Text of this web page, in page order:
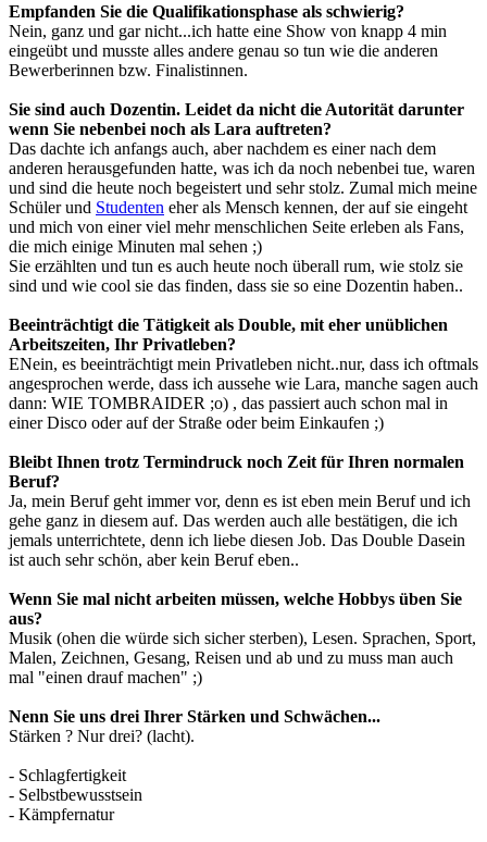
Empfanden Sie die Qualifikationsphase als schwierig?
Nein, ganz und gar nicht...ich hatte eine Show von knapp 4 min
eingeübt und musste alles andere genau so tun wie die anderen
Bewerberinnen bzw. Finalistinnen.
Sie sind auch Dozentin. Leidet da nicht die Autorität darunter
wenn Sie nebenbei noch als Lara auftreten?
Das dachte ich anfangs auch, aber nachdem es einer nach dem
anderen herausgefunden hatte, was ich da noch nebenbei tue, waren
und sind die heute noch begeistert und sehr stolz. Zumal mich meine
Schüler und Studenten eher als Mensch kennen, der auf sie eingeht
und mich von einer viel mehr menschlichen Seite erleben als Fans,
die mich einige Minuten mal sehen ;)
Sie erzählten und tun es auch heute noch überall rum, wie stolz sie
sind und wie cool sie das finden, dass sie so eine Dozentin haben..
Beeinträchtigt die Tätigkeit als Double, mit eher unüblichen
Arbeitszeiten, Ihr Privatleben?
ENein, es beeinträchtigt mein Privatleben nicht..nur, dass ich oftmals
angesprochen werde, dass ich aussehe wie Lara, manche sagen auch
dann: WIE TOMBRAIDER ;o) , das passiert auch schon mal in
einer Disco oder auf der Straße oder beim Einkaufen ;)
Bleibt Ihnen trotz Termindruck noch Zeit für Ihren normalen
Beruf?
Ja, mein Beruf geht immer vor, denn es ist eben mein Beruf und ich
gehe ganz in diesem auf. Das werden auch alle bestätigen, die ich
jemals unterrichtete, denn ich liebe diesen Job. Das Double Dasein
ist auch sehr schön, aber kein Beruf eben..
Wenn Sie mal nicht arbeiten müssen, welche Hobbys üben Sie
aus?
Musik (ohen die würde sich sicher sterben), Lesen. Sprachen, Sport,
Malen, Zeichnen, Gesang, Reisen und ab und zu muss man auch
mal "einen drauf machen" ;)
Nenn Sie uns drei Ihrer Stärken und Schwächen...
Stärken ? Nur drei? (lacht).
- Schlagfertigkeit
- Selbstbewusstsein
- Kämpfernatur